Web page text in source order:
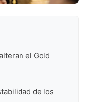
el Gold
de los